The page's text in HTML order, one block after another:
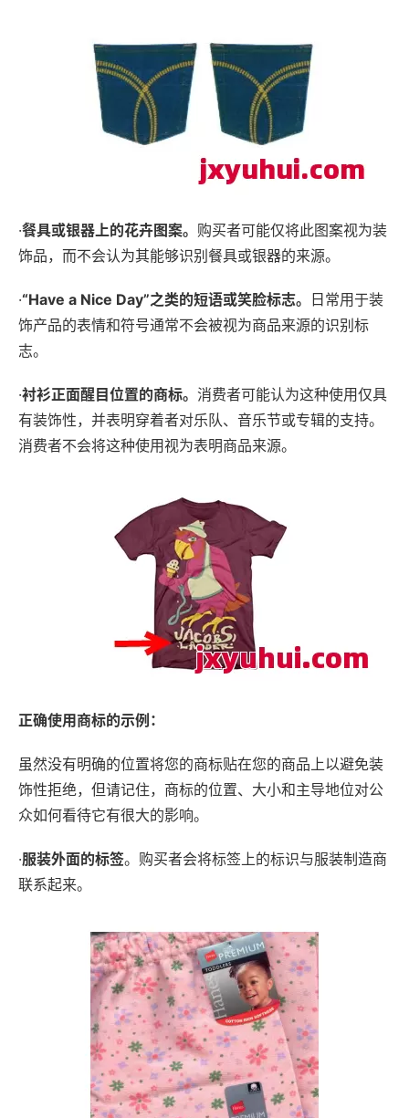
·餐具或银器上的花卉图案。 购买者可能仅将此图案视为装
饰品，而不会认为其能够识别餐具或银器的来源。
·“Have a Nice Day”之类的短语或笑脸标志。
日常用于装
饰产品的表情和符号通常不会被视为商品来源的识别标
志。
·衬衫正面醒目位置的商标。 消费者可能认为这种使用仅具
有装饰性，并表明穿着者对乐队、音乐节或专辑的支持。
消费者不会将这种使用视为表明商品来源。
正确使用商标的示例：
虽然没有明确的位置将您的商标贴在您的商品上以避免装
饰性拒绝，但请记住，商标的位置、大小和主导地位对公
众如何看待它有很大的影响。
·服装外面的标签。购买者会将标签上的标识与服装制造商
联系起来。